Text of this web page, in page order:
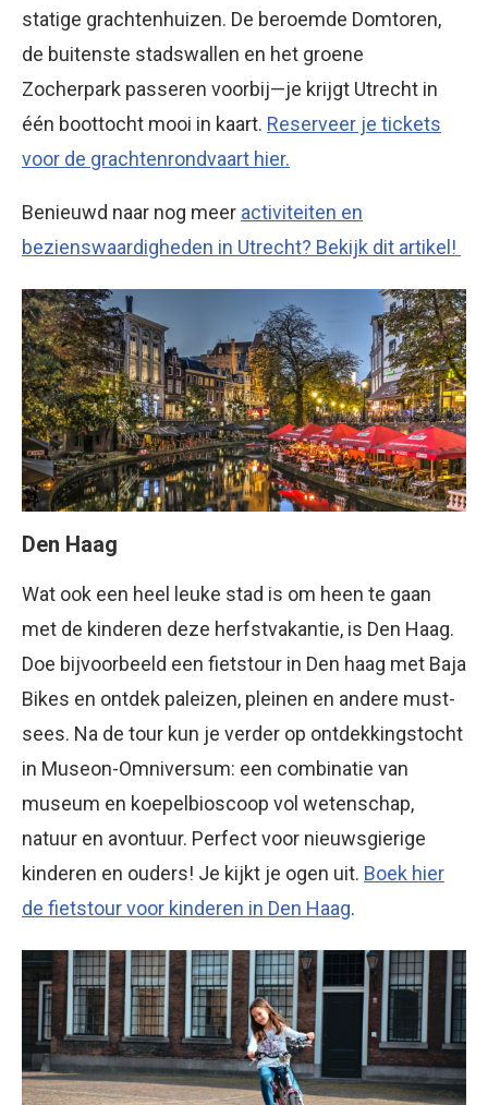
statige grachtenhuizen. De beroemde Domtoren,
de buitenste stadswallen en het groene
Zocherpark passeren voorbij—je krijgt Utrecht in
één boottocht mooi in kaart. Reserveer je tickets
voor de grachtenrondvaart hier.
Benieuwd naar nog meer activiteiten en
bezienswaardigheden in Utrecht? Bekijk dit artikel!
Den Haag
Wat ook een heel leuke stad is om heen te gaan
met de kinderen deze herfstvakantie, is Den Haag.
Doe bijvoorbeeld een fietstour in Den haag met Baja
Bikes en ontdek paleizen, pleinen en andere must-
sees. Na de tour kun je verder op ontdekkingstocht
in Museon-Omniversum: een combinatie van
museum en koepelbioscoop vol wetenschap,
natuur en avontuur. Perfect voor nieuwsgierige
kinderen en ouders! Je kijkt je ogen uit. Boek hier
de fietstour voor kinderen in Den Haag.